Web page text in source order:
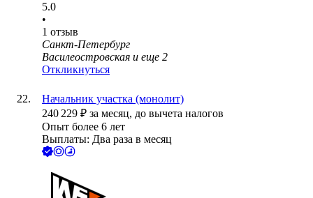
5.0
•
1 отзыв
Санкт-Петербург
Василеостровская и еще 2
Откликнуться
Начальник участка (монолит)
240 229 ₽ за месяц, до вычета налогов
Опыт более 6 лет
Выплаты: Два раза в месяц